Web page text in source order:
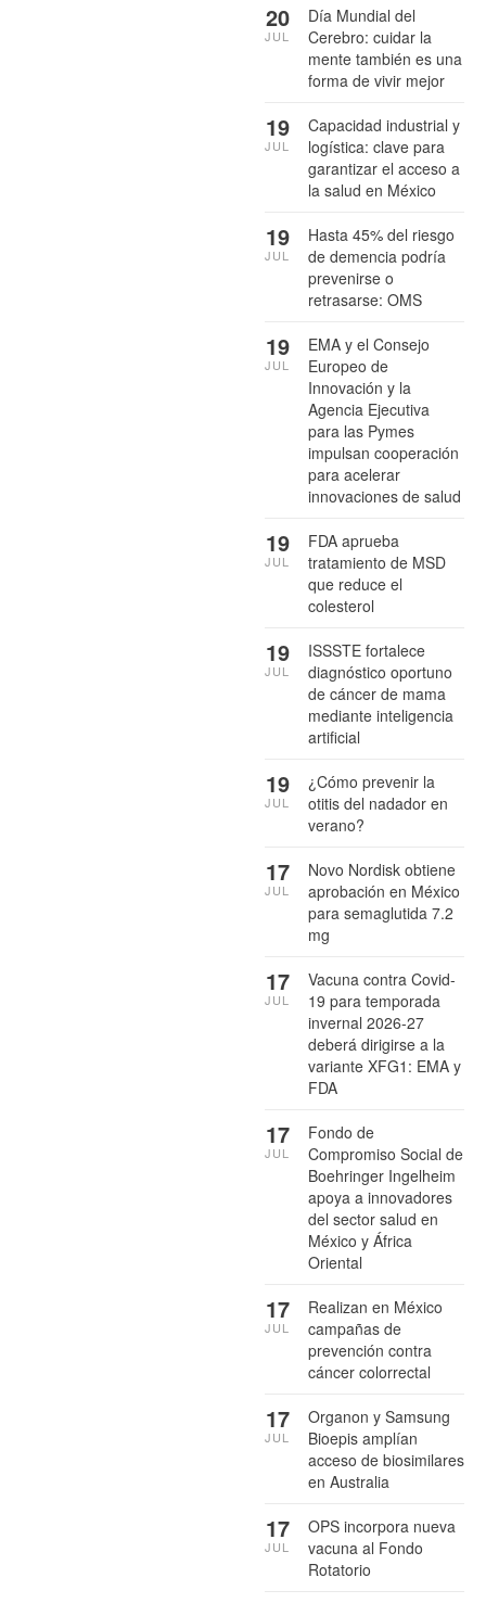
Día Mundial del
Cerebro: cuidar la
mente también es una
forma de vivir mejor
20
JUL
Capacidad industrial y
logística: clave para
garantizar el acceso a
la salud en México
19
JUL
Hasta 45% del riesgo
de demencia podría
prevenirse o
retrasarse: OMS
19
JUL
EMA y el Consejo
Europeo de
Innovación y la
Agencia Ejecutiva
para las Pymes
impulsan cooperación
para acelerar
innovaciones de salud
19
JUL
FDA aprueba
tratamiento de MSD
que reduce el
colesterol
19
JUL
ISSSTE fortalece
diagnóstico oportuno
de cáncer de mama
mediante inteligencia
artificial
19
JUL
¿Cómo prevenir la
otitis del nadador en
verano?
19
JUL
Novo Nordisk obtiene
aprobación en México
para semaglutida 7.2
mg
17
JUL
Vacuna contra Covid-
19 para temporada
invernal 2026-27
deberá dirigirse a la
variante XFG1: EMA y
FDA
17
JUL
Fondo de
Compromiso Social de
Boehringer Ingelheim
apoya a innovadores
del sector salud en
México y África
Oriental
17
JUL
Realizan en México
campañas de
prevención contra
cáncer colorrectal
17
JUL
Organon y Samsung
Bioepis amplían
acceso de biosimilares
en Australia
17
JUL
OPS incorpora nueva
vacuna al Fondo
Rotatorio
17
JUL